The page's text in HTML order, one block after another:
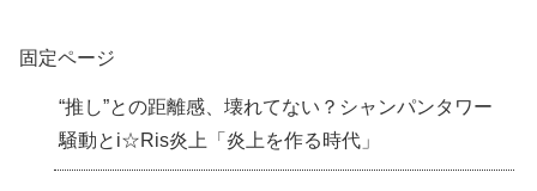
固定ページ
“推し”との距離感、壊れてない？シャンパンタワー
騒動とi☆Ris炎上「炎上を作る時代」